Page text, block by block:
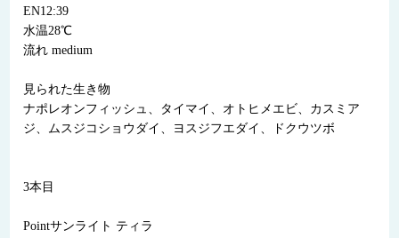
EN12:39
水温28℃
流れ medium
見られた生き物
ナポレオンフィッシュ、タイマイ、オトヒメエビ、カスミア
ジ、ムスジコショウダイ、ヨスジフエダイ、ドクウツボ
3本目
Pointサンライト ティラ